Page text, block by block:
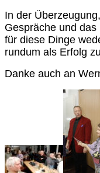
In der
Gespräche und
für diese Dinge
rundum als Erfolg
Danke auch an